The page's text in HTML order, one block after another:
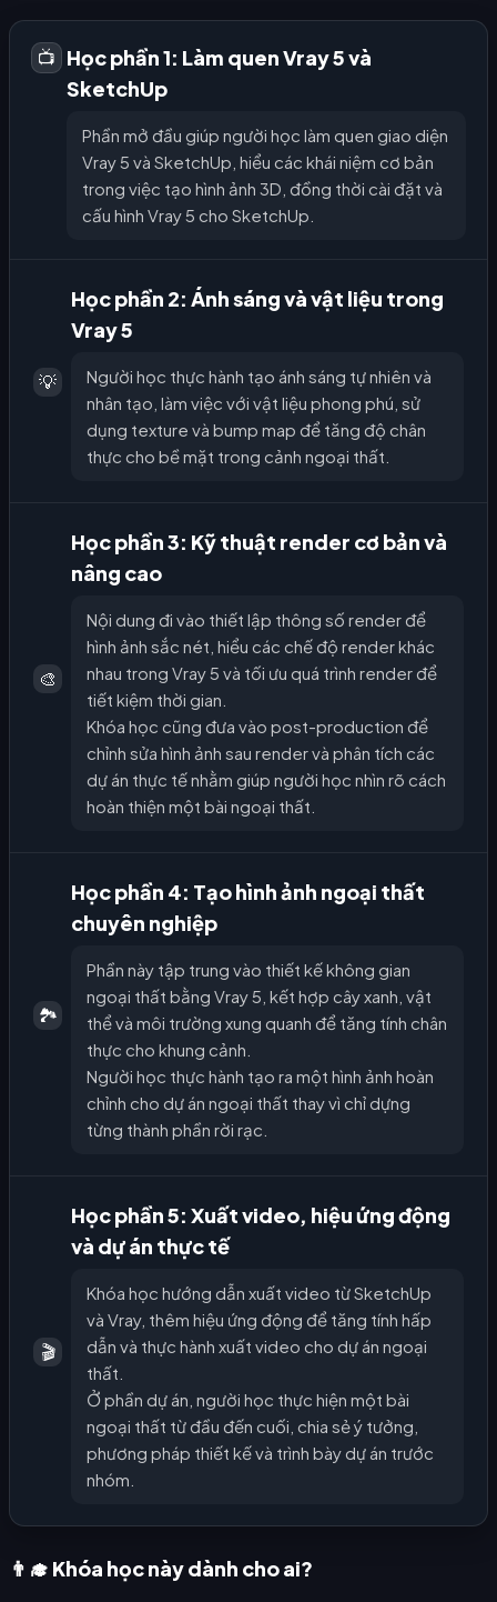
📺 Học phần 1: Làm quen Vray 5 và
SketchUp
Phần mở đầu giúp người học làm quen giao diện
Vray 5 và SketchUp, hiểu các khái niệm cơ bản
trong việc tạo hình ảnh 3D, đồng thời cài đặt và
cấu hình Vray 5 cho SketchUp.
💡
Học phần 2: Ánh sáng và vật liệu trong
Vray 5
Người học thực hành tạo ánh sáng tự nhiên và
nhân tạo, làm việc với vật liệu phong phú, sử
dụng texture và bump map để tăng độ chân
thực cho bề mặt trong cảnh ngoại thất.
🎨
Học phần 3: Kỹ thuật render cơ bản và
nâng cao
Nội dung đi vào thiết lập thông số render để
hình ảnh sắc nét, hiểu các chế độ render khác
nhau trong Vray 5 và tối ưu quá trình render để
tiết kiệm thời gian.
Khóa học cũng đưa vào post-production để
chỉnh sửa hình ảnh sau render và phân tích các
dự án thực tế nhằm giúp người học nhìn rõ cách
hoàn thiện một bài ngoại thất.
🏞️
Học phần 4: Tạo hình ảnh ngoại thất
chuyên nghiệp
Phần này tập trung vào thiết kế không gian
ngoại thất bằng Vray 5, kết hợp cây xanh, vật
thể và môi trường xung quanh để tăng tính chân
thực cho khung cảnh.
Người học thực hành tạo ra một hình ảnh hoàn
chỉnh cho dự án ngoại thất thay vì chỉ dựng
từng thành phần rời rạc.
🎬
Học phần 5: Xuất video, hiệu ứng động
và dự án thực tế
Khóa học hướng dẫn xuất video từ SketchUp
và Vray, thêm hiệu ứng động để tăng tính hấp
dẫn và thực hành xuất video cho dự án ngoại
thất.
Ở phần dự án, người học thực hiện một bài
ngoại thất từ đầu đến cuối, chia sẻ ý tưởng,
phương pháp thiết kế và trình bày dự án trước
nhóm.
👨‍🎓 Khóa học này dành cho ai?